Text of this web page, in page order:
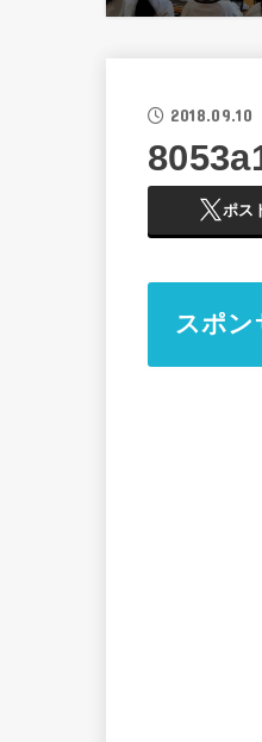
2018.09.10
ポス
スポン